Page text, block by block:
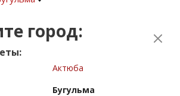
город:
Актюба
Бугульма